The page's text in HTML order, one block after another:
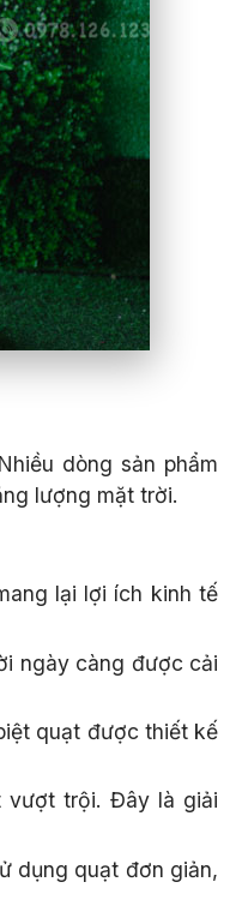
dòng sản phẩm
lượng mặt trời.
lại lợi ích kinh tế
ngày càng được cải
quạt được thiết kế
vượt trội. Đây là giải
dụng quạt đơn giản,